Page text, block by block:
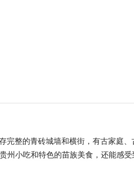
完整的青砖城墙和横街，有古家庭、
州小吃和特色的苗族美食，还能感受